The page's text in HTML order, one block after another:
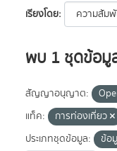
เรียงโดย
พบ 1 ชุดข้อมู
สัญญาอนุญาต:
แท็ค:
การท่องเที่ยว
ประเภทชุดข้อมูล:
ข้อ